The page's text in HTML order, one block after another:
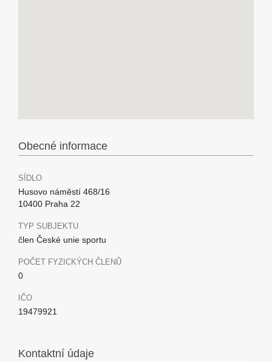
Obecné informace
SÍDLO
Husovo náměstí 468/16
10400 Praha 22
TYP SUBJEKTU
člen České unie sportu
POČET FYZICKÝCH ČLENŮ
0
IČO
19479921
Kontaktní údaje